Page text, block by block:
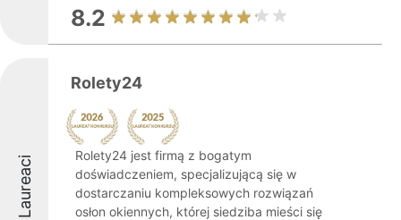
8.2
Laureaci
Rolety24
Rolety24 jest firmą z bogatym
doświadczeniem, specjalizującą się w
dostarczaniu kompleksowych rozwiązań
osłon okiennych, której siedziba mieści się